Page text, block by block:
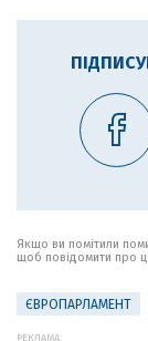
Якщо ви помітили
щоб повідомити про
ЄВРОПАРЛАМЕНТ
РЕКЛАМА: